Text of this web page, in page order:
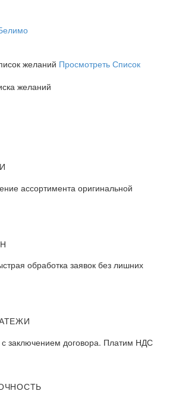
желаний Просмотреть Список
желаний
ассортимента оригинальной
обработка заявок без лишних
заключением договора. Платим НДС​